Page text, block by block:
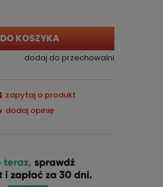
DO KOSZYKA
dodaj do przechowalni
zapytaj o produkt
dodaj opinię